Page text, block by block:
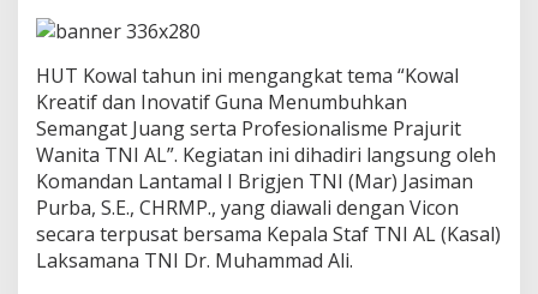
u
u
a
n
H
a
r
i
U
l
HUT Kowal tahun ini mengangkat tema “Kowal
Kreatif dan Inovatif Guna Menumbuhkan
Semangat Juang serta Profesionalisme Prajurit
Wanita TNI AL”. Kegiatan ini dihadiri langsung oleh
Komandan Lantamal I Brigjen TNI (Mar) Jasiman
Purba, S.E., CHRMP., yang diawali dengan Vicon
secara terpusat bersama Kepala Staf TNI AL (Kasal)
Laksamana TNI Dr. Muhammad Ali.